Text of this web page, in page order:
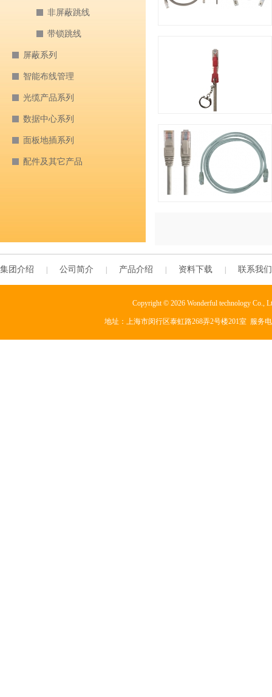
非屏蔽跳线
带锁跳线
屏蔽系列
智能布线管理
光缆产品系列
数据中心系列
面板地插系列
配件及其它产品
集团介绍 | 公司简介 | 产品介绍 | 资料下载 | 联系我们
Copyright © 2026 Wonderful technology Co.,
地址：上海市闵行区泰虹路268弄2号楼201室 服务